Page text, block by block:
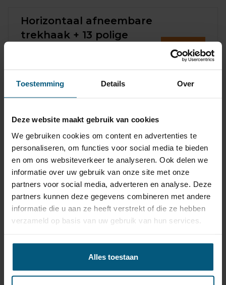
Toestemming Details Over
Deze website maakt gebruik van cookies
We gebruiken cookies om content en advertenties te
personaliseren, om functies voor social media te bieden
en om ons websiteverkeer te analyseren. Ook delen we
informatie over uw gebruik van onze site met onze
partners voor social media, adverteren en analyse. Deze
partners kunnen deze gegevens combineren met andere
informatie die u aan ze heeft verstrekt of die ze hebben
verzameld op basis van uw gebruik van hun services.
Alles toestaan
Horizontaal afneembare
trekhaak + 13 polige
Meer
info
werkdagen
incl. BTW
Verticaal afneembare
trekhaak + 13 polige
universele kabelset
Skoda Enyaq (type 5AZ) 5 deurs, SUV |
08/2023 - heden
Meer
info